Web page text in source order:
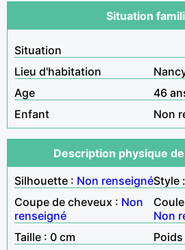
Situation
Situation
Lieu d'habitation
Age
46
Enfant
Non
Description physique
Silhouette : Non renseignéStyle :
Coupe de cheveux : Non
renseigné
Non
Taille : 0 cm